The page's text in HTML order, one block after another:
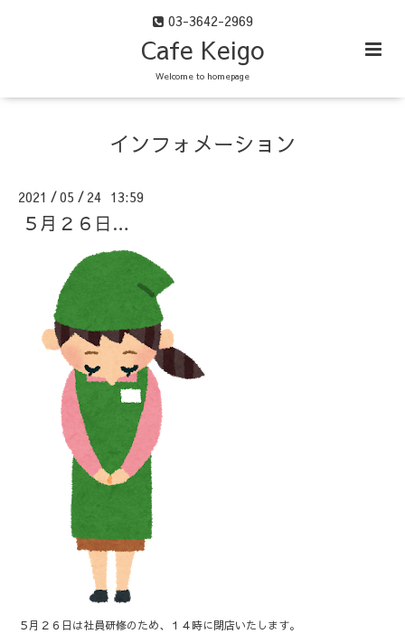
03-3642-2969
Cafe Keigo
Welcome to homepage
インフォメーション
2021 /05 / 24 13:59
５月２６日…
５月２６日は社員研修のため、１４時に閉店いたします。